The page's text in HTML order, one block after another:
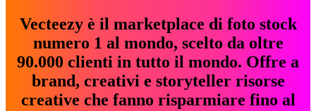
Vecteezy è il marketplace di foto stock
numero 1 al mondo, scelto da oltre
90.000 clienti in tutto il mondo. Offre a
brand, creativi e storyteller risorse
creative che fanno risparmiare fino al